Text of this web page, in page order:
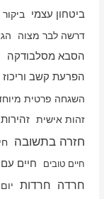
ביטחון עצמי
דרשה לבר מצוה
הסבא מסלבודקה
הפרעת קשב וריכוז ADHD
השגחה פרטית
זהות אישית
חזרה בתשובה
חיים טובים חיים
חרדה חרדות